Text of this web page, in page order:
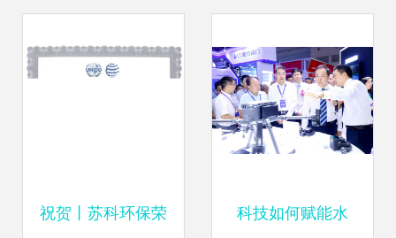
祝贺丨苏科环保荣 科技如何赋能水